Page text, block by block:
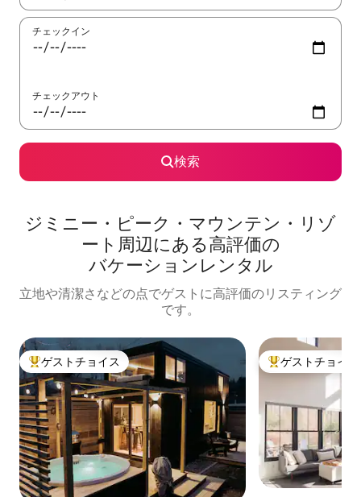
チェックイン
チェックアウト
検索
ジミニー・ピーク・マウンテン・リゾ
ート⁠周⁠辺⁠に⁠あ⁠る高⁠評⁠価⁠の
バ⁠ケ⁠ー⁠シ⁠ョ⁠ン⁠レ⁠ン⁠タ⁠ル
立地や清潔さなどの点でゲストに高評価のリスティング
です。
大好評のゲストチョイスです。
ゲストチョイス 大好評のゲスト
ゲストチョイス